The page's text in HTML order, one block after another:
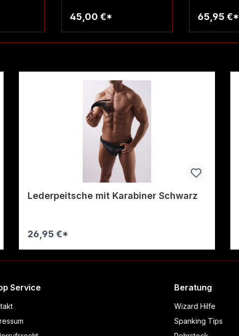
45,00 €* 65,95 €*
Lederpeitsche mit Karabiner Schwarz
26,95 €*
Service Beratung
Wizard Hilfe
Spanking Tips